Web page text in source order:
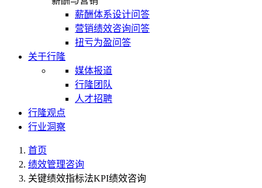
薪酬体系设计问答
营销绩效咨询问答
扭亏为盈问答
关于行隆
媒体报道
行隆团队
人才招聘
行隆观点
行业洞察
首页
绩效管理咨询
关键绩效指标法KPI绩效咨询